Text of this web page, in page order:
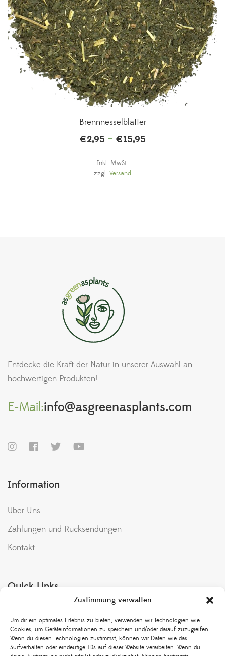
Zustimmung verwalten
Um dir ein optimales Erlebnis zu bieten, verwenden wir Technologien wie
Cookies, um Geräteinformationen zu speichern und/oder darauf zuzugreifen.
Wenn du diesen Technologien zustimmst, können wir Daten wie das
Surfverhalten oder eindeutige IDs auf dieser Website verarbeiten. Wenn du
Brennnesselblätter
€2,95 – €15,95
Inkl. MwSt.
zzgl. Versand
Entdecke die Kraft der Natur in unserer Auswahl an
hochwertigen Produkten!
E-Mail:info@asgreenasplants.com
Information
Über Uns
Zahlungen und Rücksendungen
Kontakt
Quick Links
Bedingungen & Konditionen
Rückgabe und Umtausch